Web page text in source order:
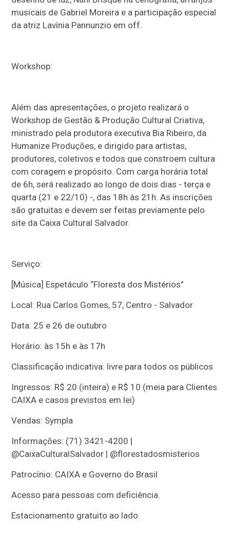
musicais de Gabriel Moreira e a participação especial
da atriz Lavínia Pannunzio em off.
​Workshop:
Além das apresentações, o projeto realizará o
Workshop de Gestão & Produção Cultural Criativa,
ministrado pela produtora executiva Bia Ribeiro, da
Humanize Produções, e dirigido para artistas,
produtores, coletivos e todos que constroem cultura
com coragem e propósito. Com carga horária total
de 6h, será realizado ao longo de dois dias - terça e
quarta (21 e 22/10) -, das 18h às 21h. As inscrições
são gratuitas e devem ser feitas previamente pelo
site da Caixa Cultural Salvador.
Serviço:
[Música] Espetáculo “Floresta dos Mistérios"
Local: Rua Carlos Gomes, 57, Centro - Salvador
Data: 25 e 26 de outubro
Horário: às 15h e às 17h
Classificação indicativa: livre para todos os públicos
Ingressos: R$ 20 (inteira) e R$ 10 (meia para Clientes
CAIXA e casos previstos em lei)
Vendas: Sympla
Informações: (71) 3421-4200 |
@CaixaCulturalSalvador | @florestadosmisterios
Patrocínio: CAIXA e Governo do Brasil
Acesso para pessoas com deficiência.
Estacionamento gratuito ao lado.